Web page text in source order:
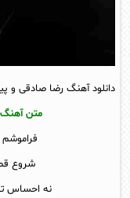
دانلود آهنگ رضا صادقی و
متن
شروع
نه احساس